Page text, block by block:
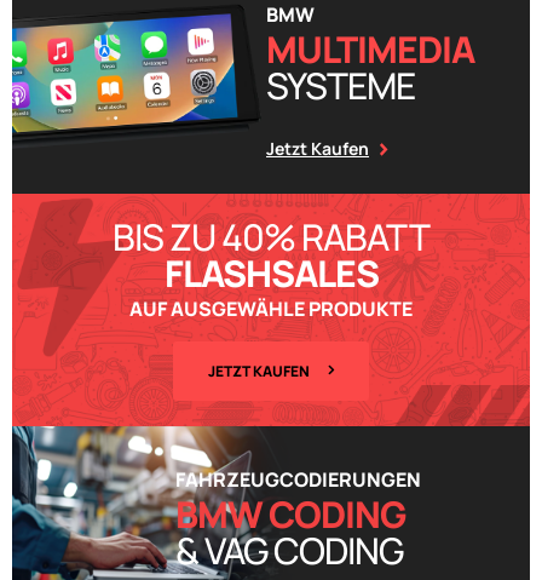
BMW
MULTIMEDIA
SYSTEME
Jetzt Kaufen
BIS ZU 40% RABATT
FLASHSALES
AUF AUSGEWÄHLE PRODUKTE
JETZT KAUFEN
FAHRZEUGCODIERUNGEN
BMW CODING
& VAG CODING